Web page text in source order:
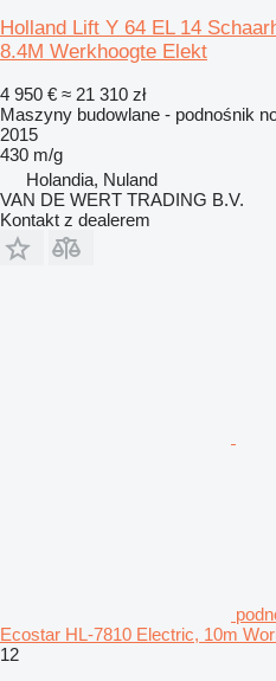
Holland Lift Y 64 EL 14
8.4M Werkhoogte Elekt
4 950 € ≈ 21 310 zł
Maszyny budowlane - podnośnik
2015
430 m/g
Holandia, Nuland
VAN DE WERT TRADING B.V.
Kontakt z dealerem
Ecostar HL-7810 Electric, 10m
12